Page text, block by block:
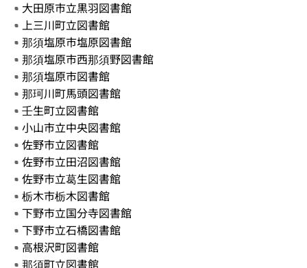
大田原市立黒羽図書館
上三川町立図書館
那須塩原市塩原図書館
那須塩原市西那須野図書館
那須塩原市図書館
那珂川町馬頭図書館
壬生町立図書館
小山市立中央図書館
佐野市立図書館
佐野市立田沼図書館
佐野市立葛生図書館
栃木市栃木図書館
下野市立国分寺図書館
下野市立石橋図書館
高根沢町図書館
那須町立図書館